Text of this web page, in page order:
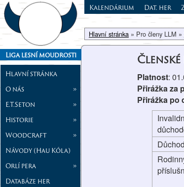
Liga lesní moudrosti
Hlavní stránka
O nás
»
E.T.Seton
»
Historie
»
Woodcraft
»
Návody (Hau Kóla)
Orlí pera
»
Databáze her
Kalendárium Dat. her
Hlavní stránka » Pro členy LLM »
Platnost:
Přirážka za
Přirážka po